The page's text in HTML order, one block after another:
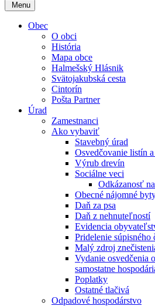
Menu
Obec
O obci
História
Mapa obce
Halmešský Hlásnik
Svätojakubská cesta
Cintorín
Pošta Partner
Úrad
Zamestnanci
Ako vybaviť
Stavebný úrad
Osvedčovanie listín
Výrub drevín
Sociálne veci
Odkázanosť
Obecné nájomné
Daň za psa
Daň z nehnuteľností
Evidencia
Pridelenie súpisného
Malý zdroj
Vydanie osvedčenia
samostatne
Poplatky
Ostatné tlačivá
Odpadové hospodárstvo